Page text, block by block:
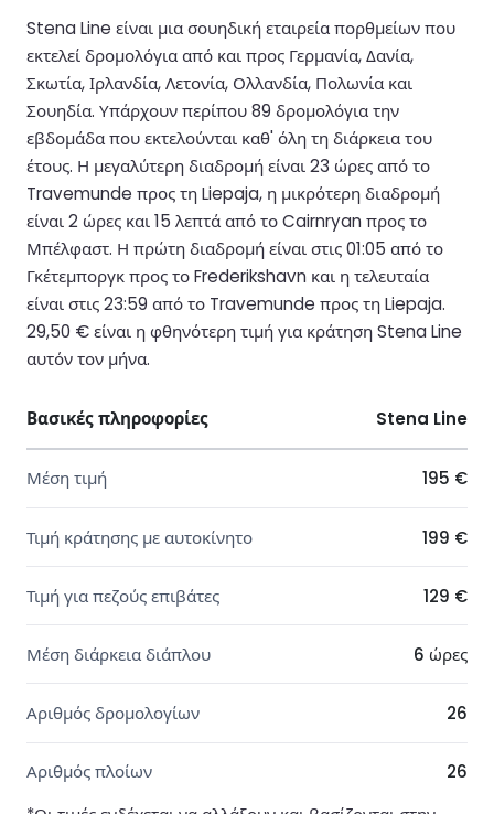
Stena Line είναι μια σουηδική εταιρεία πορθμείων που
εκτελεί δρομολόγια από και προς Γερμανία, Δανία,
Σκωτία, Ιρλανδία, Λετονία, Ολλανδία, Πολωνία και
Σουηδία. Υπάρχουν περίπου 89 δρομολόγια την
εβδομάδα που εκτελούνται καθ' όλη τη διάρκεια του
έτους. Η μεγαλύτερη διαδρομή είναι 23 ώρες από το
Travemunde προς τη Liepaja, η μικρότερη διαδρομή
είναι 2 ώρες και 15 λεπτά από το Cairnryan προς το
Μπέλφαστ. Η πρώτη διαδρομή είναι στις 01:05 από το
Γκέτεμποργκ προς το Frederikshavn και η τελευταία
είναι στις 23:59 από το Travemunde προς τη Liepaja.
29,50 € είναι η φθηνότερη τιμή για κράτηση Stena Line
αυτόν τον μήνα.
Βασικές πληροφορίες Stena Line
Μέση τιμή 195 €
Τιμή κράτησης με αυτοκίνητο 199 €
Τιμή για πεζούς επιβάτες 129 €
Μέση διάρκεια διάπλου 6 ώρες
Αριθμός δρομολογίων 26
Αριθμός πλοίων
26